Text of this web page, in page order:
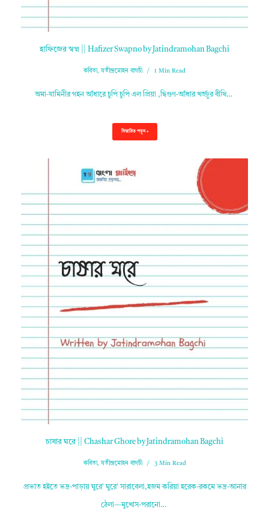
হাফিজের স্বপ্ন || Hafizer Swapno by Jatindramohan Bagchi
কবিতা,যতীন্দ্রমোহন বাগচী 1 Min Read
অমা-যামিনীর গহন আঁধারে চুপি চুপি এল প্রিয়া ,দ্বিগুণ-আঁধার খর্জ্জুর বীথি…
বিস্তারিত পড়ুন »
চাষার ঘরে || Chashar Ghore by Jatindramohan Bagchi
কবিতা,যতীন্দ্রমোহন বাগচী 3 Min Read
প্রভাত হইতে ভদ্র-পাড়ায় ঘুরে’ ঘুরে’ সারাবেলা,হজম করিয়া হরেক-রকমে ভদ্র-আনার
ঠেলা—মুখোস-পরানো…